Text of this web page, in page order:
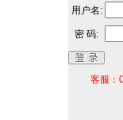
用户名:
密 码:
客服：